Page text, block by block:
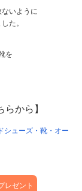
いように
た。
を
から】
シューズ・靴・オー
レゼント